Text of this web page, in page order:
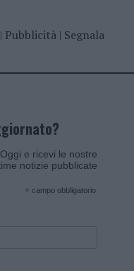
Pubblicità| Segnala
e ricevi le nostre
notizie pubblicate
* campo obbligatorio